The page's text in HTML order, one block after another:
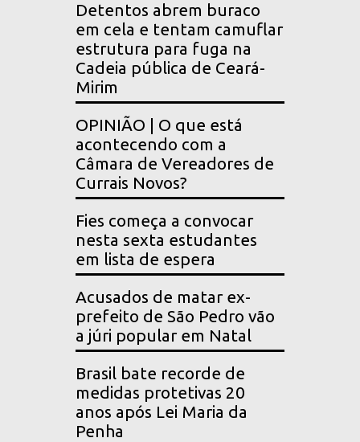
Detentos abrem buraco
em cela e tentam camuflar
estrutura para fuga na
Cadeia pública de Ceará-
Mirim
OPINIÃO | O que está
acontecendo com a
Câmara de Vereadores de
Currais Novos?
Fies começa a convocar
nesta sexta estudantes
em lista de espera
Acusados de matar ex-
prefeito de São Pedro vão
a júri popular em Natal
Brasil bate recorde de
medidas protetivas 20
anos após Lei Maria da
Penha